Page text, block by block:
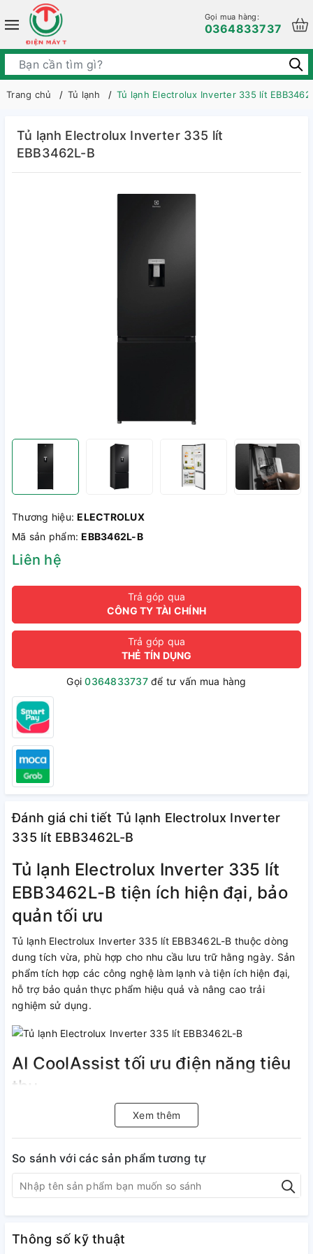
Gọi mua hàng:
0364833737
Trang chủ Tủ lạnh Tủ lạnh Electrolux Inverter 335 lít
Tủ lạnh Electrolux Inverter 335 lít
EBB3462L-B
Thương hiệu:ELECTROLUX
Mã sản phẩm:EBB3462L-B
Liên hệ
Trả góp qua
CÔNG TY TÀI CHÍNH
Trả góp qua
THẺ TÍN DỤNG
Gọi0364833737để tư vấn mua hàng
Đánh giá chi tiết Tủ lạnh Electrolux Inverter
335 lít EBB3462L-B
Tủ lạnh Electrolux Inverter 335 lít
EBB3462L-B tiện ích hiện đại, bảo
quản tối ưu
Tủ lạnh Electrolux Inverter 335 lít EBB3462L-B thuộc dòng
dung tích vừa, phù hợp cho nhu cầu lưu trữ hằng ngày. Sản
phẩm tích hợp các công nghệ làm lạnh và tiện ích hiện đại,
hỗ trợ bảo quản thực phẩm hiệu quả và nâng cao trải
nghiệm sử dụng.
AI CoolAssist tối ưu điện năng tiêu
thụ
Tủ lạnh Electrolux được trang bị hệ thống AI CoolAssist giúp
điều chỉnh mức làm lạnh theo thói quen sử dụng. Công nghệ
thông tin hãng công bố. Quá trình vận hành duy trì ổn định
và hiệu quả.
Lấy nước ngoài và làm đá tự động
Xem thêm
So sánh với các sản phẩm tương tự
Thông số kỹ thuật